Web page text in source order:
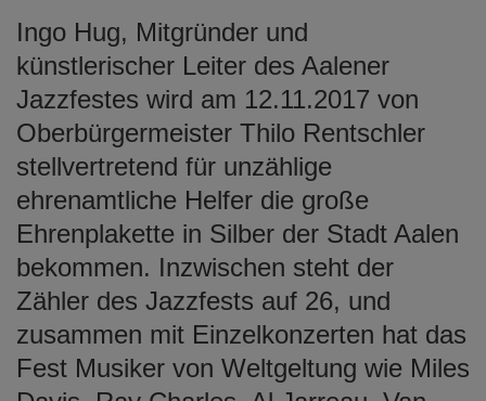
Ingo Hug, Mitgründer und
künstlerischer Leiter des Aalener
Jazzfestes wird am 12.11.2017 von
Oberbürgermeister Thilo Rentschler
stellvertretend für unzählige
ehrenamtliche Helfer die große
Ehrenplakette in Silber der Stadt Aalen
bekommen. Inzwischen steht der
Zähler des Jazzfests auf 26, und
zusammen mit Einzelkonzerten hat das
Fest Musiker von Weltgeltung wie Miles